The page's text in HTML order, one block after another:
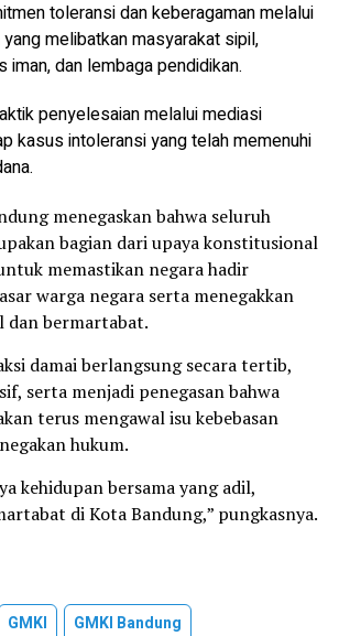
toleransi dan keberagaman melalui
melibatkan masyarakat sipil,
iman, dan lembaga pendidikan.
penyelesaian melalui mediasi
kasus intoleransi yang telah memenuhi
menegaskan bahwa seluruh
bagian dari upaya konstitusional
memastikan negara hadir
warga negara serta menegakkan
dan bermartabat.
damai berlangsung secara tertib,
serta menjadi penegasan bahwa
terus mengawal isu kebebasan
hukum.
kehidupan bersama yang adil,
di Kota Bandung,” pungkasnya.
GMKI GMKI Bandung